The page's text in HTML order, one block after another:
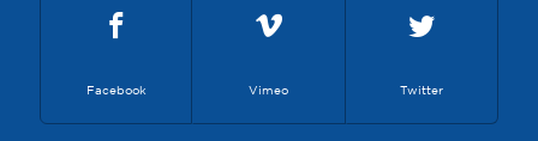
Facebook Vimeo Twitter